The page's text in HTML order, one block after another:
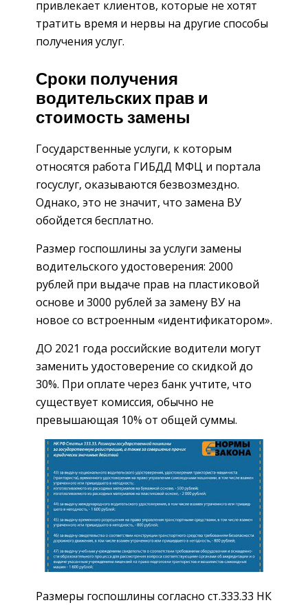
привлекает клиентов, которые не хотят
тратить время и нервы на другие способы
получения услуг.
Сроки получения
водительских прав и
стоимость замены
Государственные услуги, к которым
относятся работа ГИБДД МФЦ и портала
госуслуг, оказываются безвозмездно.
Однако, это не значит, что замена ВУ
обойдется бесплатно.
Размер госпошлины за услуги замены
водительского удостоверения: 2000
рублей при выдаче прав на пластиковой
основе и 3000 рублей за замену ВУ на
новое со встроенным «идентификатором».
ДО 2021 года российские водители могут
заменить удостоверение со скидкой до
30%. При оплате через банк учтите, что
существует комиссия, обычно не
превышающая 10% от общей суммы.
Размеры госпошлины согласно ст.333.33 НК